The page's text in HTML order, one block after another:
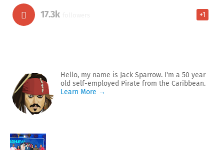
17.3k +1
Hello, my name is Jack Sparrow. I'm a 50 year
old self-employed Pirate from the Caribbean.
Learn More →